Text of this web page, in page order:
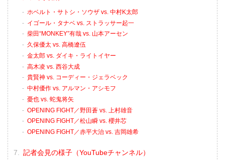
ホベルト・サトシ・ソウザ vs. 中村K太郎
イゴール・タナベ vs. ストラッサー起一
柴田“MONKEY”有哉 vs. 山本アーセン
久保優太 vs. 高橋遼伍
金太郎 vs. ダイキ・ライトイヤー
高木凌 vs. 西谷大成
貴賢神 vs. コーディー・ジェラベック
中村優作 vs. アルマン・アシモフ
憂也 vs. 蛇鬼将矢
OPENING FIGHT／野田蒼 vs. 上村雄音
OPENING FIGHT／松山瞬 vs. 櫻井芯
OPENING FIGHT／赤平大治 vs. 吉岡雄希
記者会見の様子（YouTubeチャンネル）